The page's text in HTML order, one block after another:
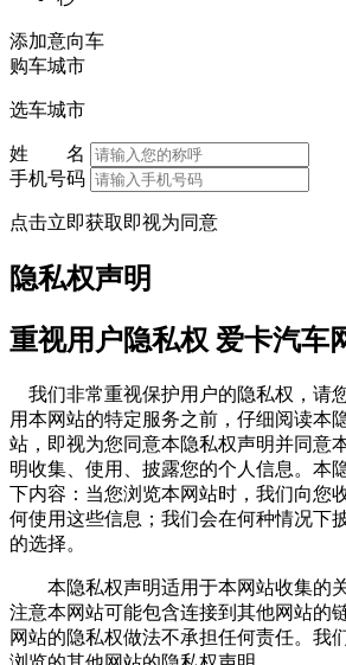
添加意向车
购车城市
选车城市
姓 名
手机号码
点击立即获取即视为同意
隐私权声明
重视用户隐私权 爱卡汽车
我们非常重视保护用户的隐私权，请
用本网站的特定服务之前，仔细阅读本
站，即视为您同意本隐私权声明并同意
明收集、使用、披露您的个人信息。本
下内容：当您浏览本网站时，我们向您
何使用这些信息；我们会在何种情况下
的选择。
本隐私权声明适用于本网站收集的
注意本网站可能包含连接到其他网站的
网站的隐私权做法不承担任何责任。我